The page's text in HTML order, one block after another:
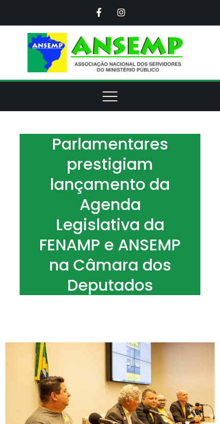
content
Parlamentares
prestigiam
lançamento da
Agenda
Legislativa da
FENAMP e ANSEMP
na Câmara dos
Deputados